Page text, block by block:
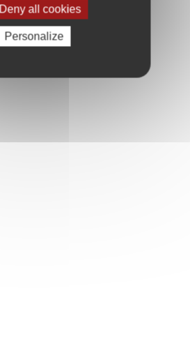
Deny all cookies
Personalize